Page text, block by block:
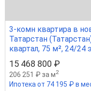
3-комн квартира в
Татарстан
квартал, 75 м², 24/24
15 468 800 ₽
206 251 ₽ за м2
Ипотека от 74 195 ₽ в